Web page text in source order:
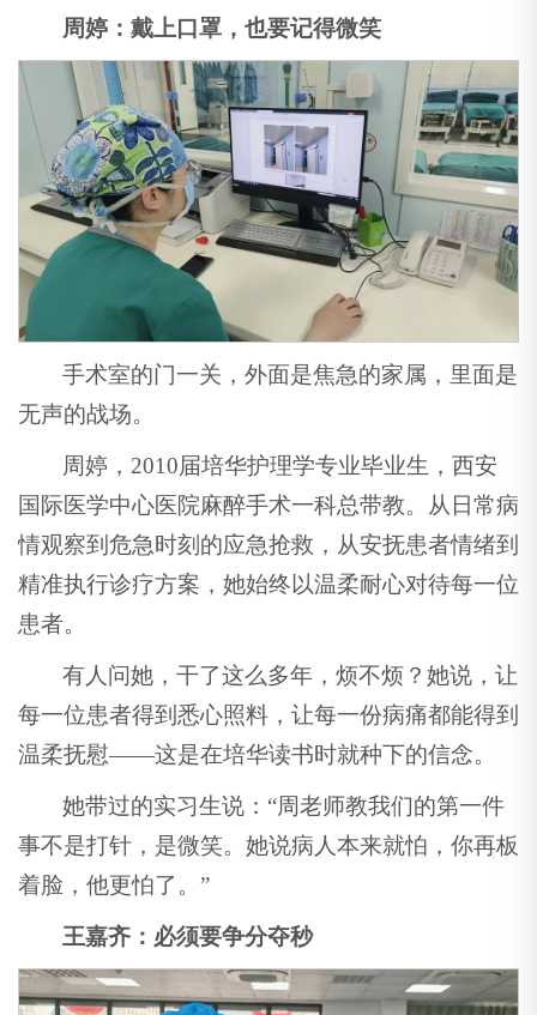
周婷：戴上口罩，也要记得微笑
手术室的门一关，外面是焦急的家属，里面是
无声的战场。
周婷，2010届培华护理学专业毕业生，西安
国际医学中心医院麻醉手术一科总带教。从日常病
情观察到危急时刻的应急抢救，从安抚患者情绪到
精准执行诊疗方案，她始终以温柔耐心对待每一位
患者。
有人问她，干了这么多年，烦不烦？她说，让
每一位患者得到悉心照料，让每一份病痛都能得到
温柔抚慰——这是在培华读书时就种下的信念。
她带过的实习生说：“周老师教我们的第一件
事不是打针，是微笑。她说病人本来就怕，你再板
着脸，他更怕了。”
王嘉齐：必须要争分夺秒